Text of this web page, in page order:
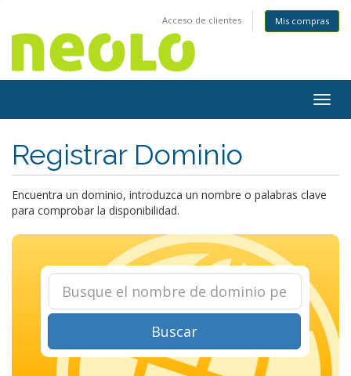
Acceso de clientes Mis compras
Registrar Dominio
Encuentra un dominio, introduzca un nombre o palabras clave
para comprobar la disponibilidad.
Buscar